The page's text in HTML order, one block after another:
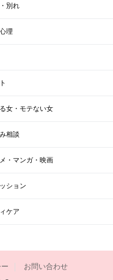
別れ
理
女・モテない女
相談
・マンガ・映画
ション
ケア
お問い合わせ